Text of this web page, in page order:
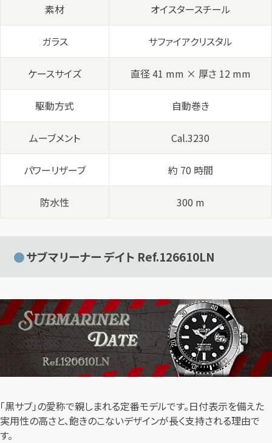
素材 オイスタースチール
ガラス サファイアクリスタル
ケースサイズ 直径 41 mm × 厚さ 12 mm
駆動方式 自動巻き
ムーブメント Cal.3230
パワーリザーブ 約 70 時間
防水性 300 m
サブマリーナー デイト Ref.126610LN
「黒サブ」の愛称で親しまれる定番モデルです。日付表示を備えた
実用性の高さと、飽きのこないデザインが長く支持される理由で
す。